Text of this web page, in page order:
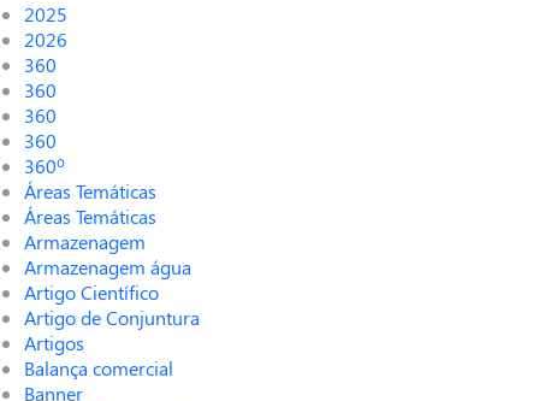
2025
2026
360
360
360
360
360º
Áreas Temáticas
Áreas Temáticas
Armazenagem
Armazenagem água
Artigo Científico
Artigo de Conjuntura
Artigos
Balança comercial
Banner